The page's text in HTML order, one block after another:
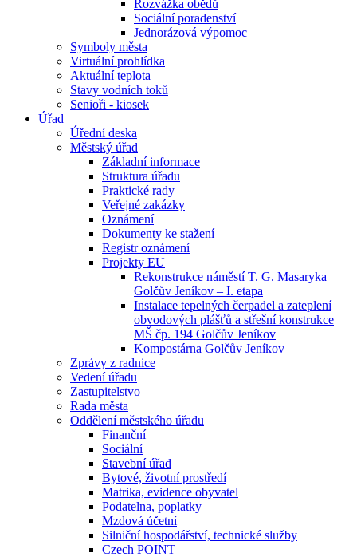
Rozvážka obědů
Sociální poradenství
Jednorázová výpomoc
Symboly města
Virtuální prohlídka
Aktuální teplota
Stavy vodních toků
Senioři - kiosek
Úřad
Úřední deska
Městský úřad
Základní informace
Struktura úřadu
Praktické rady
Veřejné zakázky
Oznámení
Dokumenty ke stažení
Registr oznámení
Projekty EU
Rekonstrukce náměstí T. G. Masaryka
Golčův Jeníkov – I. etapa
Instalace tepelných čerpadel a zateplení
obvodových plášťů a střešní konstrukce
MŠ čp. 194 Golčův Jeníkov
Kompostárna Golčův Jeníkov
Zprávy z radnice
Vedení úřadu
Zastupitelstvo
Rada města
Oddělení městského úřadu
Finanční
Sociální
Stavební úřad
Bytové, životní prostředí
Matrika, evidence obyvatel
Podatelna, poplatky
Mzdová účetní
Silniční hospodářství, technické služby
Czech POINT